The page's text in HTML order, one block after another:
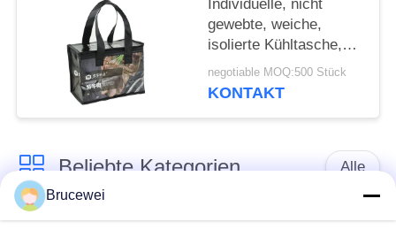
Individuelle, nicht
gewebte, weiche,
isolierte Kühltasche,
isolierte Mittagsbeutel
für Erwachsene
negotiable MOQ:500 Stück
KONTAKT
Beliebte Kategorien Alle
Verpacken- der
Brucewei